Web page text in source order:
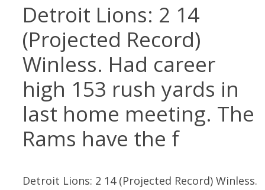
Detroit Lions: 2 14
(Projected Record)
Winless. Had career
high 153 rush yards in
last home meeting. The
Rams have the f
Detroit Lions: 2 14 (Projected Record) Winless.